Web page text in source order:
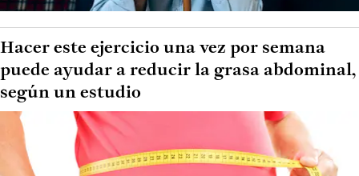
Hacer este ejercicio una vez por semana
puede ayudar a reducir la grasa abdominal,
según un estudio